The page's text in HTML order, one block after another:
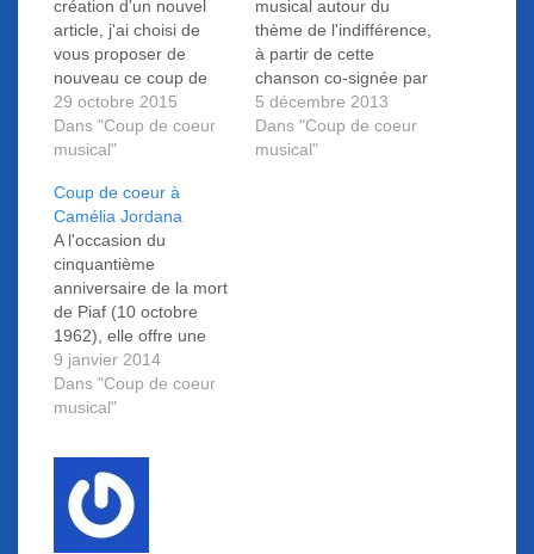
création d'un nouvel
article, j'ai choisi de
vous proposer de
nouveau ce coup de
cœur musical autour
du thème de
l’indifférence, à partir
signée par Maurice
Vidalain en 1977 et
interprétée de façon
magistrale par Gilbert
Bécaud (1927-2001).
Pourquoi cette
chanson ancienne ?
J’aurais pu…
29 octobre 2015
Dans "Coup de coeur
musical"
musical autour du
thème de l'indifférence,
à partir de cette
chanson co-signée par
Maurice Vidalain en
1977 et interprétée de
façon magistrale par
5 décembre 2013
Dans "Coup de coeur
musical"
Coup de coeur à
Camélia Jordana
A l'occasion du
cinquantième
anniversaire de la mort
de Piaf (10 octobre
1962), elle offre une
version de « L'hymne à
l'amour » qui
personnellement, me
9 janvier 2014
Dans "Coup de coeur
musical"